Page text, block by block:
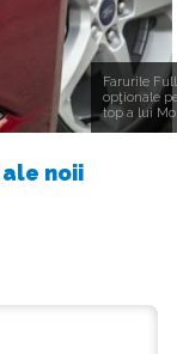
Farurile
opţionale
top a lui
noii